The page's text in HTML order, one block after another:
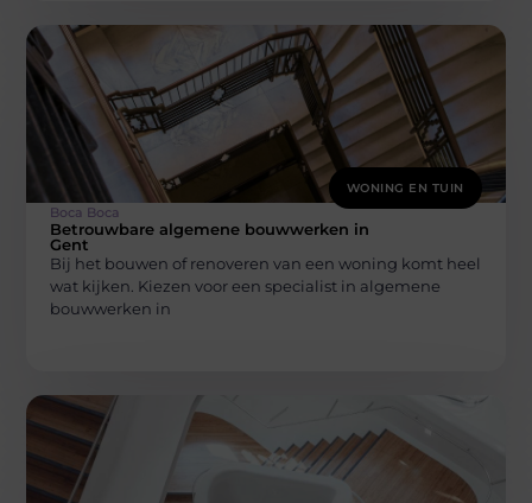
WONING EN TUIN
Boca Boca
Betrouwbare algemene bouwwerken in
Gent
Bij het bouwen of renoveren van een woning komt heel
wat kijken. Kiezen voor een specialist in algemene
bouwwerken in